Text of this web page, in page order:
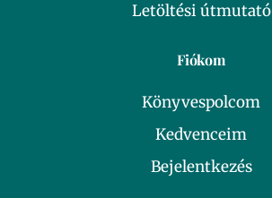
Letöltési útmutató
Fiókom
Könyvespolcom
Kedvenceim
Bejelentkezés